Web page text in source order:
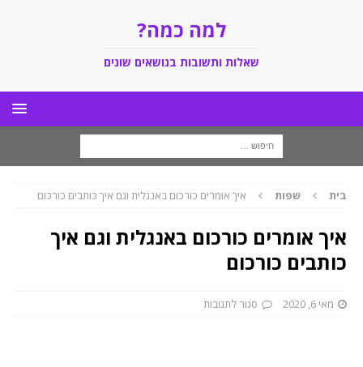
למה כמה?
שאלות ותשובות בנושאים שונים
בית שפות איך אומרים כורכום באנגלית וגם איך כותבים כורכום
איך אומרים כורכום באנגלית וגם איך
כותבים כורכום
מאי 6, 2020 סגור לתגובות